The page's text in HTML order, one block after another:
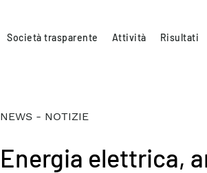
Società trasparente Attività Risultati
NEWS - NOTIZIE
Energia elettrica,